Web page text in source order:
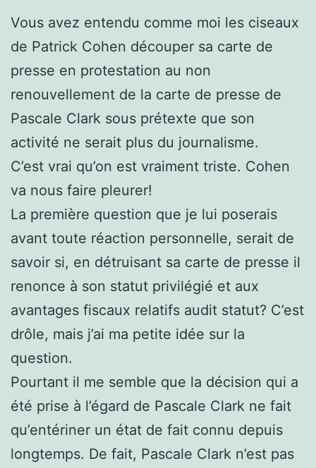
Vous avez entendu comme moi les ciseaux
de Patrick Cohen découper sa carte de
presse en protestation au non
renouvellement de la carte de presse de
Pascale Clark sous prétexte que son
activité ne serait plus du journalisme.
C’est vrai qu’on est vraiment triste. Cohen
va nous faire pleurer!
La première question que je lui poserais
avant toute réaction personnelle, serait de
savoir si, en détruisant sa carte de presse il
renonce à son statut privilégié et aux
avantages fiscaux relatifs audit statut? C’est
drôle, mais j’ai ma petite idée sur la
question.
Pourtant il me semble que la décision qui a
été prise à l’égard de Pascale Clark ne fait
qu’entériner un état de fait connu depuis
longtemps. De fait, Pascale Clark n’est pas